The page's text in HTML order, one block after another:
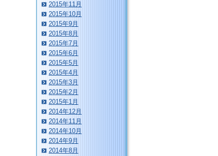
2015年11月
2015年10月
2015年9月
2015年8月
2015年7月
2015年6月
2015年5月
2015年4月
2015年3月
2015年2月
2015年1月
2014年12月
2014年11月
2014年10月
2014年9月
2014年8月